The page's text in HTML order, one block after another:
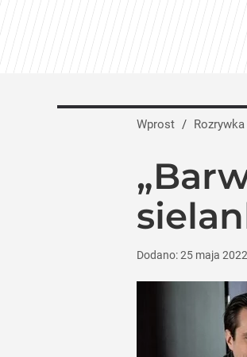
Maria Dębska i Maciej
Nawrocki ma szansę na
Wprost / Rozrywka
Dodano:25 maja 2022